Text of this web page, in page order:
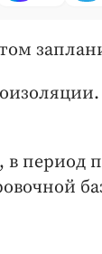
период